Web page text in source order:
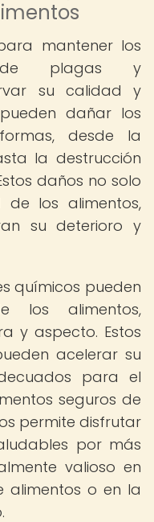
mantener los
de plagas y
su calidad y
dañar los
desde la
la destrucción
daños no solo
los alimentos,
su deterioro y
químicos pueden
los alimentos,
y aspecto. Estos
acelerar su
para el
seguros de
permite disfrutar
por más
valioso en
alimentos o en la